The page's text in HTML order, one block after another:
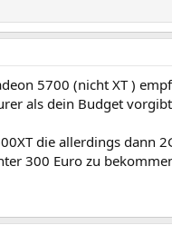
5700 (nicht XT )
als dein Budget
die allerdings dann
300 Euro zu